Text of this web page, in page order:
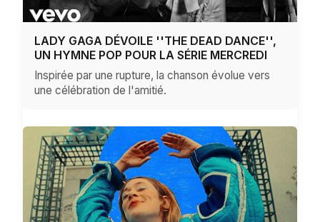
LADY GAGA DÉVOILE ''THE DEAD DANCE'',
UN HYMNE POP POUR LA SÉRIE MERCREDI
Inspirée par une rupture, la chanson évolue vers
une célébration de l'amitié.